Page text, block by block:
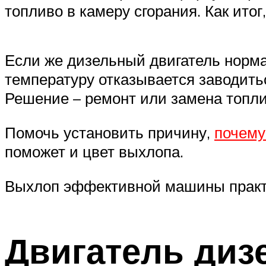
топливо в камеру сгорания. Как
Если же дизельный двигатель
температуру отказывается
Решение – ремонт или замена
Помочь установить причину,
поможет и цвет выхлопа.
Выхлоп эффективной машины
Двигатель